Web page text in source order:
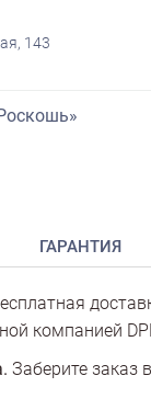
143
ГАРАНТИЯ
компанией
Заберите заказ